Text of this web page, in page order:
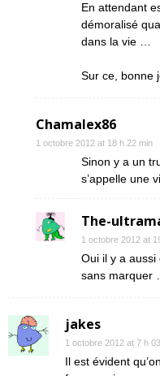
En attendant
démoralisé
dans la vie …
Sur ce, bonne
Chamalex86
1 octobre 2012 at 18 h 22 min
Sinon y a un
s’appelle une
The-
1 octobre 2012 at
Oui il y a
sans marquer
jakes
1 octobre 2012 at 7 h
Il est évident